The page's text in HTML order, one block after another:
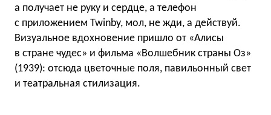
а получает не руку и сердце, а телефон
с приложением Twinby, мол, не жди, а действуй.
Визуальное вдохновение пришло от «Алисы
в стране чудес» и фильма «Волшебник страны Оз»
(1939): отсюда цветочные поля, павильонный свет
и театральная стилизация.